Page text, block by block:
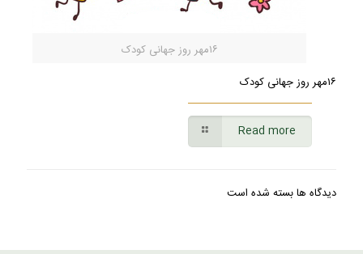
۱۶مهر روز جهانی کودک
۱۶مهر روز جهانی کودک
Read more
دیدگاه ها بسته شده است